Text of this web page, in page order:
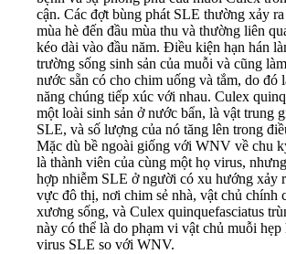
cận. Các đợt bùng phát SLE thường xảy
mùa hè đến đầu mùa thu và thường liên
kéo dài vào đầu năm. Điều kiện hạn hán
trường sống sinh sản của muỗi và cũng
nước sẵn có cho chim uống và tắm, do đó
năng chúng tiếp xúc với nhau. Culex
một loài sinh sản ở nước bẩn, là vật trung
SLE, và số lượng của nó tăng lên trong
Mặc dù bề ngoài giống với WNV về chu
là thành viên của cùng một họ virus,
hợp nhiễm SLE ở người có xu hướng xảy
vực đô thị, nơi chim sẻ nhà, vật chủ chính
xương sống, và Culex quinquefasciatus
này có thể là do phạm vi vật chủ muỗi
virus SLE so với WNV.